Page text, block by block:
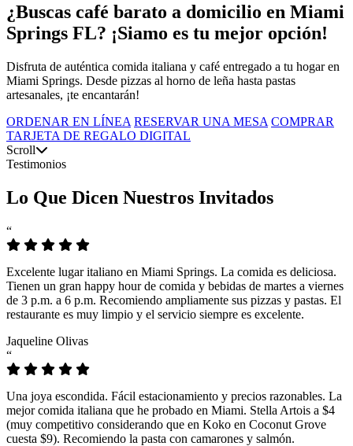
¿Buscas café barato a domicilio en Miami
Springs FL? ¡Siamo es tu mejor opción!
Disfruta de auténtica comida italiana y café entregado a tu hogar en
Miami Springs. Desde pizzas al horno de leña hasta pastas
artesanales, ¡te encantarán!
ORDENAR EN LÍNEA RESERVAR UNA MESA COMPRAR
TARJETA DE REGALO DIGITAL
Scroll
Testimonios
Lo Que Dicen Nuestros Invitados
“
Excelente lugar italiano en Miami Springs. La comida es deliciosa.
Tienen un gran happy hour de comida y bebidas de martes a viernes
de 3 p.m. a 6 p.m. Recomiendo ampliamente sus pizzas y pastas. El
restaurante es muy limpio y el servicio siempre es excelente.
Jaqueline Olivas
“
Una joya escondida. Fácil estacionamiento y precios razonables. La
mejor comida italiana que he probado en Miami. Stella Artois a $4
(muy competitivo considerando que en Koko en Coconut Grove
cuesta $9). Recomiendo la pasta con camarones y salmón.